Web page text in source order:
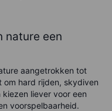
nature een
aangetrokken tot
hard rijden, skydiven
liever voor een
voorspelbaarheid.